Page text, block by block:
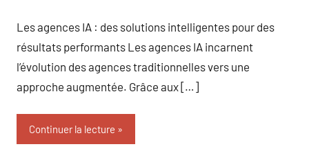
Les agences IA : des solutions intelligentes pour des
résultats performants Les agences IA incarnent
l’évolution des agences traditionnelles vers une
approche augmentée. Grâce aux […]
Continuer la lecture